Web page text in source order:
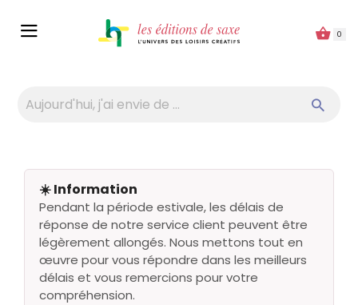
0
☀️ Information
Pendant la période estivale, les délais de
réponse de notre service client peuvent être
légèrement allongés. Nous mettons tout en
œuvre pour vous répondre dans les meilleurs
délais et vous remercions pour votre
compréhension.